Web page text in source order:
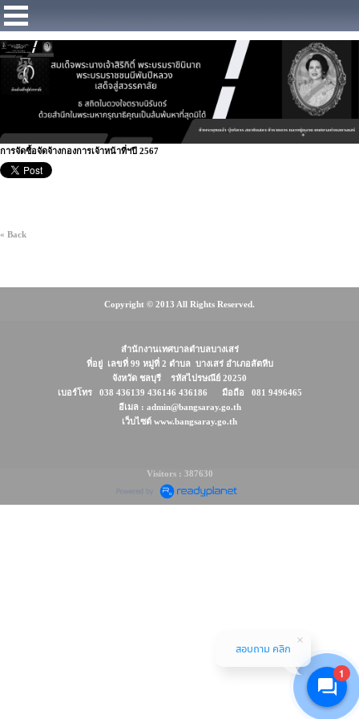
การจัดซื้อจัดจ้างกองการเจ้าหน้าที่ฯปี 2567
« Back
Copyright © 2013 All Rights Reserved.
สำนักงานเทศบาลตำบลบางเสร่
ที่อยู่ เลขที่ 99 หมู่ที่ 2 ตำบล บางเสร่ อำเภอสัตหีบ
จังหวัด ชลบุรี รหัสไปรษณีย์ 20250
เบอร์โทร 038 436139 436146 436186 มือถือ 081 9496465
อีเมล : admin@bangsaray.go.th
เว็บไซต์ www.bangsaray.go.th
Visitors : 387630
1
สอบถาม คลิก